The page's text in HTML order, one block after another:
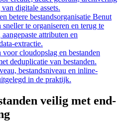
digitale assets.
betere bestandsorganisatie Benut
sneller te organiseren en terug te
attributen en
extractie.
cloudopslag en bestanden
deduplicatie van bestanden.
bestandsniveau en inline-
in de praktijk.
veilig met end-